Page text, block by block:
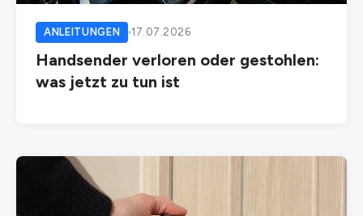
ANLEITUNGEN 17.07.2026
Handsender verloren oder gestohlen:
was jetzt zu tun ist